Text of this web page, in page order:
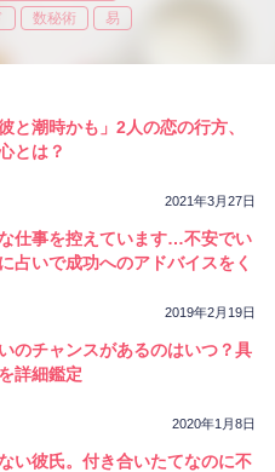
数秘術 易
と潮時かも」2人の恋の行方、
とは？
2021年3月27日
仕事を控えています…不安でい
占いで成功へのアドバイスをく
2019年2月19日
のチャンスがあるのはいつ？具
詳細鑑定
2020年1月8日
い彼氏。付き合いたてなのに不